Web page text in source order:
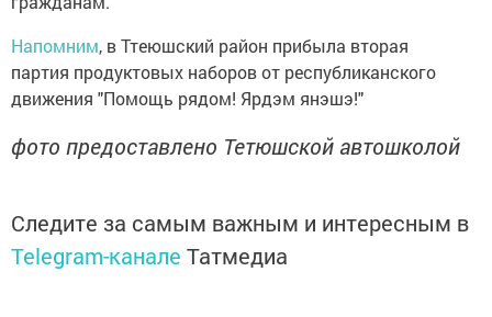
Напомним, в Ттеюшский район прибыла вторая
партия продуктовых наборов от республиканского
движения "Помощь рядом! Ярдэм янэшэ!"
фото предоставлено Тетюшской автошколой
Следите за самым важным и интересным в
Telegram-канале Татмедиа